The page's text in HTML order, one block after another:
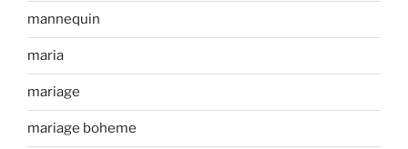
mannequin
maria
mariage
mariage boheme